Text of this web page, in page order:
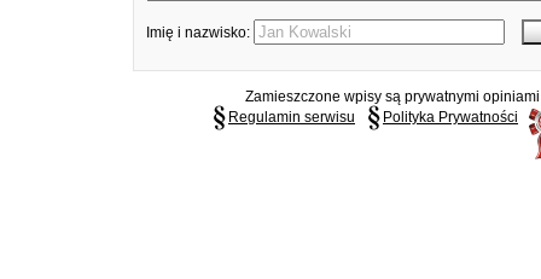
Imię i nazwisko:
Zamieszczone wpisy są prywatnymi
Regulamin serwisu
Polityka Prywatności